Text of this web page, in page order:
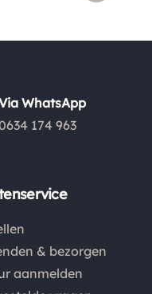
WhatsApp
174 963
& bezorgen
aanmelden